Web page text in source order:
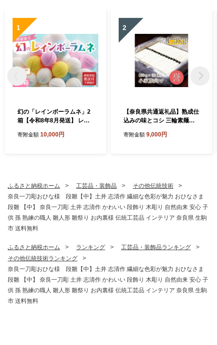
1
幻の「レインボーラムネ」2
箱【令和8年8月発送】 レイ
インスタ映え かわいい ラム
生駒市 送料無料
寄附金額 10,000円
2
【奈良県共通返礼品】熟成仕
込みの味とコシ 三輪素麺
きりサイズ そうめん ソーメ
寄附金額 9,000円
ふるさと納税ホーム 工芸品・装飾品
その他伝統技術
奈良一刀彫おひな様 段雛【中】土井 志清作 繊細な色彩が魅力 おひなさま
段雛 【中】 奈良一刀彫 土井 志清作 かわいい 段飾り 木彫り 自然由来 安心 子
供 孫 熟練の職人 雛人形 雛祭り お内裏様 伝統工芸品 インテリア 奈良県 生駒
市 送料無料
ふるさと納税ホーム ランキング
工芸品・装飾品ランキング
その他伝統技術ランキング
奈良一刀彫おひな様 段雛【中】土井 志清作 繊細な色彩が魅力 おひなさま
段雛 【中】 奈良一刀彫 土井 志清作 かわいい 段飾り 木彫り 自然由来 安心 子
供 孫 熟練の職人 雛人形 雛祭り お内裏様 伝統工芸品 インテリア 奈良県 生駒
市 送料無料